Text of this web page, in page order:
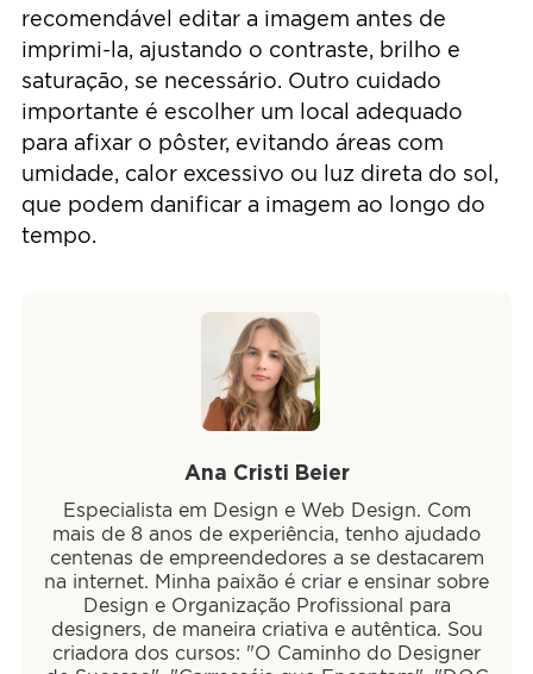
recomendável editar a imagem antes de
imprimi-la, ajustando o contraste, brilho e
saturação, se necessário. Outro cuidado
importante é escolher um local adequado
para afixar o pôster, evitando áreas com
umidade, calor excessivo ou luz direta do sol,
que podem danificar a imagem ao longo do
tempo.
Ana Cristi Beier
Especialista em Design e Web Design. Com
mais de 8 anos de experiência, tenho ajudado
centenas de empreendedores a se destacarem
na internet. Minha paixão é criar e ensinar sobre
Design e Organização Profissional para
designers, de maneira criativa e autêntica. Sou
criadora dos cursos: "O Caminho do Designer